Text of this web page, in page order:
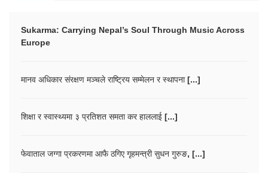
Sukarma: Carrying Nepal’s Soul Through Music Across
Europe
मानव अधिकार संरक्षण मञ्चले राष्ट्रिय सम्मेलन र स्थापना [...]
शिक्षा र स्वास्थ्यमा ३ प्रतिशत समता कर हाललाई [...]
फेवाताल जग्गा प्रकरणमा आफै ठगिए गृहमन्त्री सुधन गुरुङ, [...]